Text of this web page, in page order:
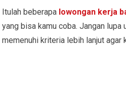
Itulah beberapa lowongan kerja
yang bisa kamu coba. Jangan lupa
memenuhi kriteria lebih lanjut agar